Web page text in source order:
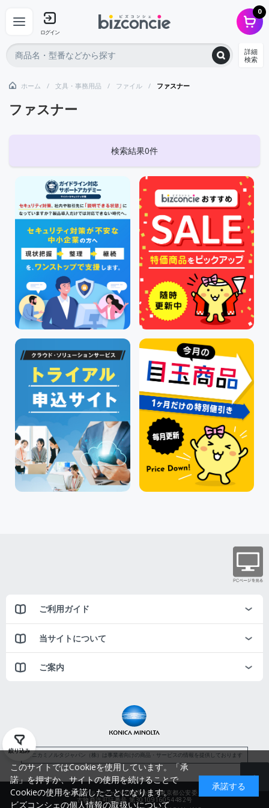
ログイン
0
詳細
検索
ホーム 文具・事務用品 ファイル ファスナー
ファスナー
検索結果0件
絞り込み
ご利用ガイド
当サイトについて
ご案内
コニカミノルタジャパン（株）は事業者向けの商品・サービスの情報を提供しております
コニカミノルタジャパン株式会社／東京都公安委員会
古物商許可証番号 第3010916054482号
このサイトではCookieを使用しています。「承
諾」を押すか、サイトの使用を続けることで
Cookieの使用を承諾したことになります。
ビズコンシェの個人情報の取扱いについて
承諾する